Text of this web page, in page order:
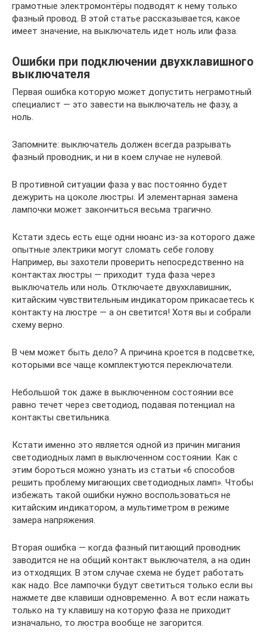
грамотные электромонтёры подводят к нему только
фазный провод. В этой статье рассказывается, какое
имеет значение, на выключатель идет ноль или фаза.
Ошибки при подключении двухклавишного
выключателя
Первая ошибка которую может допустить неграмотный
специалист — это завести на выключатель не фазу, а
ноль.
Запомните: выключатель должен всегда разрывать
фазный проводник, и ни в коем случае не нулевой.
В противной ситуации фаза у вас постоянно будет
дежурить на цоколе люстры. И элементарная замена
лампочки может закончиться весьма трагично.
Кстати здесь есть еще одни нюанс из-за которого даже
опытные электрики могут сломать себе голову.
Например, вы захотели проверить непосредственно на
контактах люстры — приходит туда фаза через
выключатель или ноль. Отключаете двухклавишник,
китайским чувствительным индикатором прикасаетесь к
контакту на люстре — а он светится! Хотя вы и собрали
схему верно.
В чем может быть дело? А причина кроется в подсветке,
которыми все чаще комплектуются переключатели.
Небольшой ток даже в выключенном состоянии все
равно течет через светодиод, подавая потенциал на
контакты светильника.
Кстати именно это является одной из причин мигания
светодиодных ламп в выключенном состоянии. Как с
этим бороться можно узнать из статьи «6 способов
решить проблему мигающих светодиодных ламп». Чтобы
избежать такой ошибки нужно воспользоваться не
китайским индикатором, а мультиметром в режиме
замера напряжения.
Вторая ошибка — когда фазный питающий проводник
заводится не на общий контакт выключателя, а на один
из отходящих. В этом случае схема не будет работать
как надо. Все лампочки будут светиться только если вы
нажмете две клавиши одновременно. А вот если нажать
только на ту клавишу на которую фаза не приходит
изначально, то люстра вообще не загорится.